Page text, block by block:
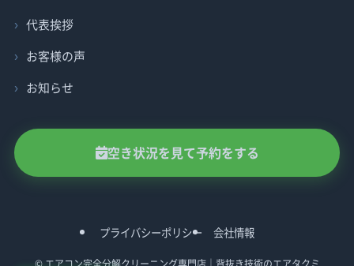
代表挨拶
お客様の声
お知らせ
空き状況を見て予約をする
プライバシーポリシー 会社情報